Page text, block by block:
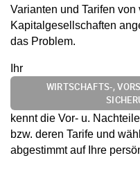
Varianten und Tarifen
Kapitalgesellschaften
das Problem.
Ihr
WIRTSCHAFTS-,
kennt die Vor- u.
bzw. deren Tarife und
abgestimmt auf Ihre